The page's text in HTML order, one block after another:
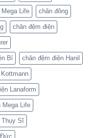
Life chăn đông
chăn đệm điện
Bỉ chăn đệm điện Hanil
Lanaform
Mega Life
Thụy Sĩ